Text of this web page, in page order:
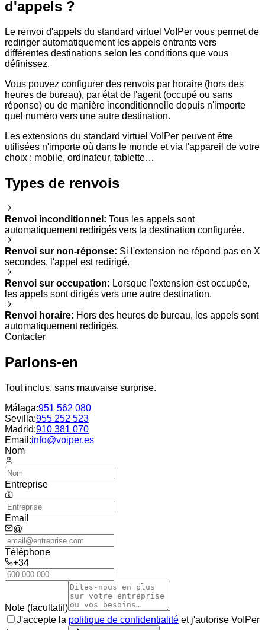
d'appels ?
Le renvoi d'appels du standard virtuel VoIPer vous permet de
rediriger automatiquement les appels entrants vers
différentes destinations selon les conditions que vous
définissez.
Vous pouvez configurer des renvois par horaire (hors des
heures de bureau), par état de l'agent (occupé ou sans
réponse) ou de manière inconditionnelle depuis n'importe
quel numéro vers une autre destination.
Les extensions du standard virtuel VoIPer peuvent être
utilisées n'importe où dans le monde et via l'appareil de votre
choix : mobile, ordinateur, tablette…
Types de renvois
Renvoi inconditionnel : Tous les appels sont
automatiquement redirigés vers la destination configurée.
Renvoi sur non-réponse: Si l'extension ne répond pas en X
secondes, l'appel est redirigé.
Renvoi sur occupation: Lorsque l'extension est occupée,
les appels sont dirigés vers une autre destination.
Renvoi horaire: Hors des heures de bureau, les appels sont
automatiquement redirigés.
Contacter
Parlons-en
Tout inclus, sans mauvaise surprise.
Málaga:951 562 080
Sevilla:955 252 523
Madrid:910 381 070
Email:info@voiper.es
Nom
Entreprise
Email
@
Téléphone
+34
Note (facultatif)
J'accepte la politique de confidentialité et j'autorise VoIPer